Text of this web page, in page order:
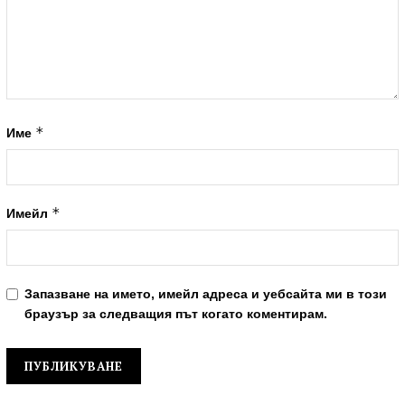
Име *
Имейл *
Запазване на името, имейл адреса и уебсайта ми в този
браузър за следващия път когато коментирам.